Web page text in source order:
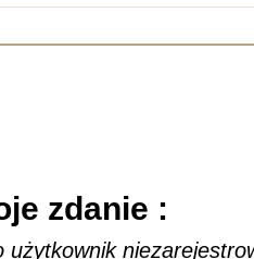
zdanie :
użytkownik